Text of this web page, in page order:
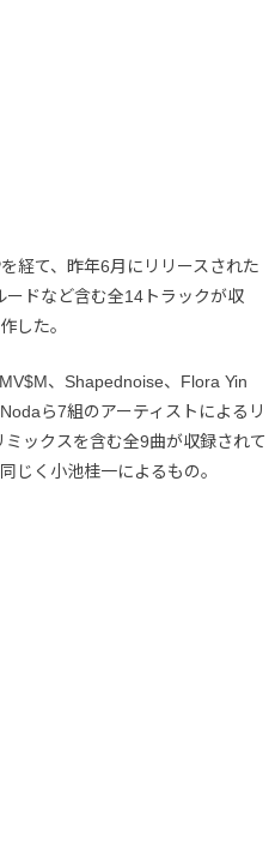
経て、昨年6月にリリースされた
ードなど含む全14トラックが収
した。
、Shapednoise、Flora Yin
ら7組のアーティストによるリ
ックスを含む全9曲が収録されて
じく小池桂一によるもの。